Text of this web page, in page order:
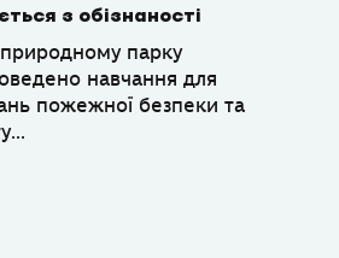
з обізнаності
парку
навчання для
пожежної безпеки та